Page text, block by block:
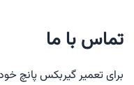
تماس با ما
برای تعمیر گیربکس پانچ